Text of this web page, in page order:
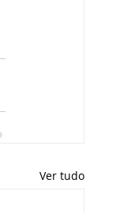
Ver tudo